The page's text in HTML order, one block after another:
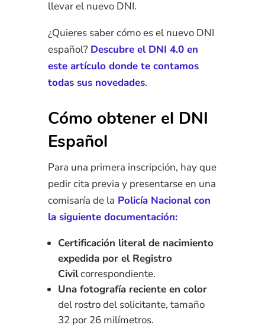
llevar el nuevo DNI.
¿Quieres saber cómo es el nuevo DNI
español? Descubre el DNI 4.0 en
este artículo donde te contamos
todas sus novedades.
Cómo obtener el DNI
Español
Para una primera inscripción, hay que
pedir cita previa y presentarse en una
comisaría de la Policía Nacional con
la siguiente documentación:
Certificación literal de nacimiento
expedida por el Registro
Civilcorrespondiente.
Una fotografía reciente en color
del rostro del solicitante, tamaño
32 por 26 milímetros.